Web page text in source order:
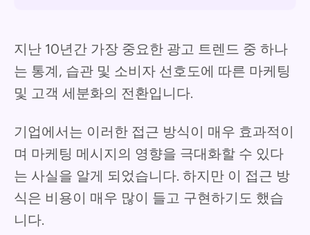
지난 10년간 가장 중요한 광고 트렌드 중 하나
는 통계, 습관 및 소비자 선호도에 따른 마케팅
및 고객 세분화의 전환입니다.
기업에서는 이러한 접근 방식이 매우 효과적이
며 마케팅 메시지의 영향을 극대화할 수 있다
는 사실을 알게 되었습니다. 하지만 이 접근 방
식은 비용이 매우 많이 들고 구현하기도 했습
니다.